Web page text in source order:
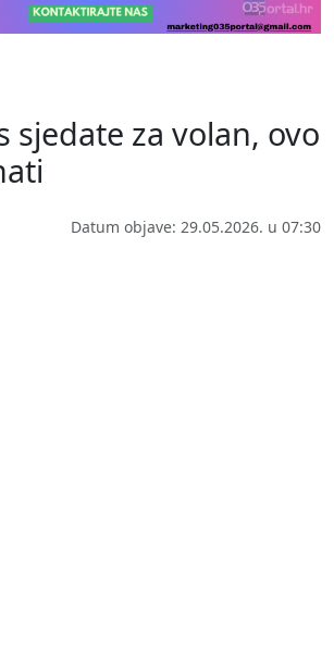
sjedate za volan, ovo
Datum objave: 29.05.2026. u 07:30